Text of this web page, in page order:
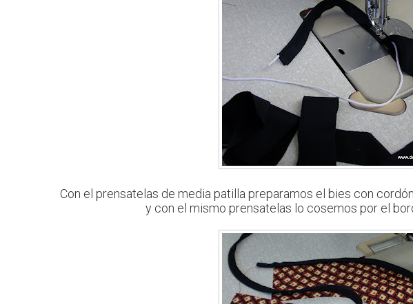
Con el prensatelas de media patilla preparamos el bies con
y con el mismo prensatelas lo cosemos por el